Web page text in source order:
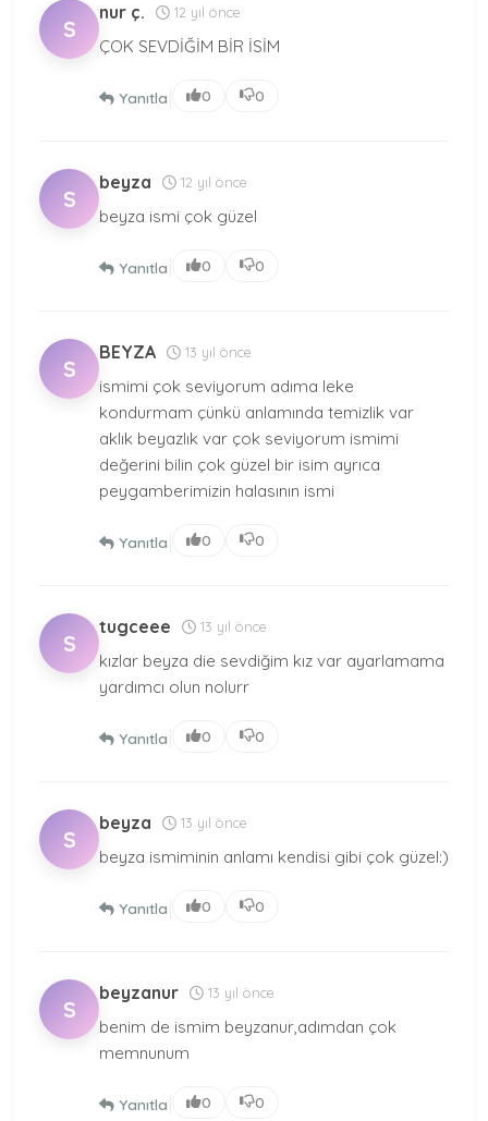
S
nur ç. 12 yıl önce
ÇOK SEVDİĞİM BİR İSİM
Yanıtla 0 0
S
beyza 12 yıl önce
beyza ismi çok güzel
Yanıtla 0 0
S
BEYZA 13 yıl önce
ismimi çok seviyorum adıma leke
kondurmam çünkü anlamında temizlik var
aklık beyazlık var çok seviyorum ismimi
değerini bilin çok güzel bir isim ayrıca
peygamberimizin halasının ismi
Yanıtla 0 0
S
tugceee 13 yıl önce
kızlar beyza die sevdiğim kız var ayarlamama
yardımcı olun nolurr
Yanıtla 0 0
S
beyza 13 yıl önce
beyza ismiminin anlamı kendisi gibi çok güzel:)
Yanıtla 0 0
S
beyzanur 13 yıl önce
benim de ismim beyzanur,adımdan çok
memnunum
Yanıtla 0 0